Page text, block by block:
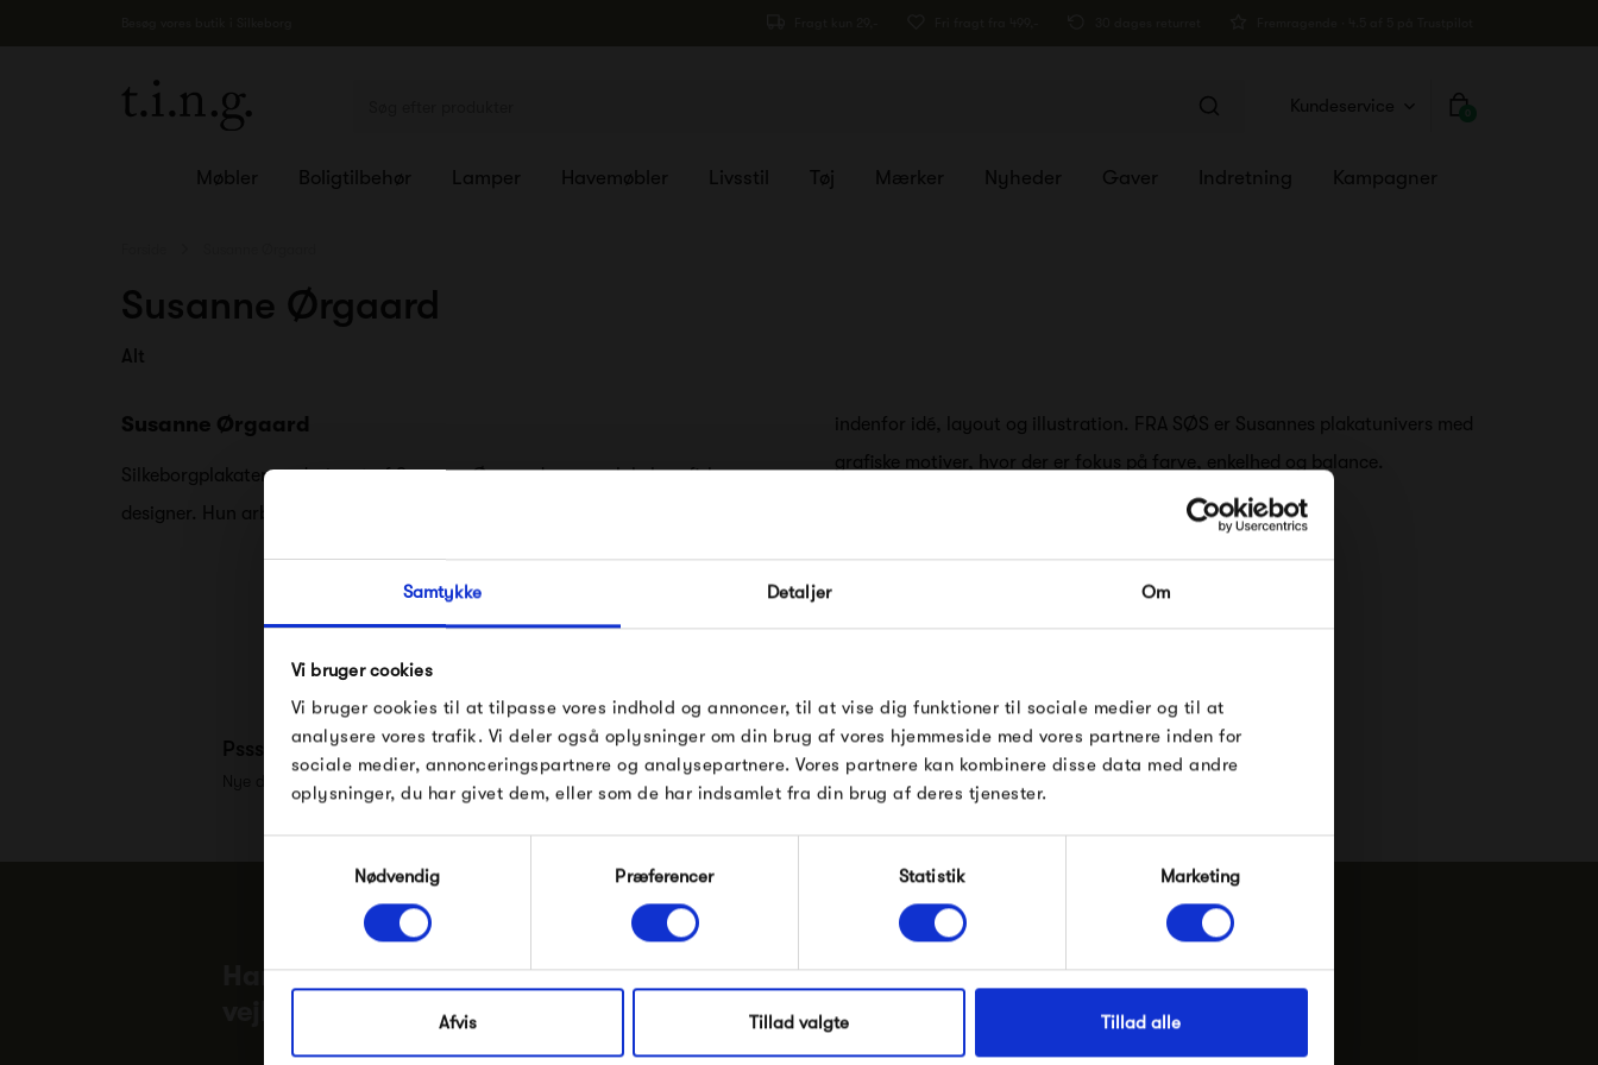
Samtykke Detaljer Om
Vi bruger cookies
Vi bruger cookies til at tilpasse vores indhold og annoncer, til at vise dig funktioner til sociale medier og til at
analysere vores trafik. Vi deler også oplysninger om din brug af vores hjemmeside med vores partnere inden for
sociale medier, annonceringspartnere og analysepartnere. Vores partnere kan kombinere disse data med andre
oplysninger, du har givet dem, eller som de har indsamlet fra din brug af deres tjenester.
Nødvendig
Præferencer Statistik Marketing
Afvis Tillad valgte Tillad alle
0
Kundeservice
Møbler Boligtilbehør Lamper Havemøbler Livsstil Tøj Mærker Nyheder Gaver Indretning Kampagner
Susanne Ørgaard
Alt
Susanne Ørgaard
Silkeborgplakaten er designet af Susanne Ørgaard, som er lokal grafisk
designer. Hun arbejder med en bred vifte af visuelle kommunikationsopgaver
indenfor idé, layout og illustration. FRA SØS er Susannes plakatunivers med
grafiske motiver, hvor der er fokus på farve, enkelhed og balance.
Pssst.. Følg med påFacebook,Instagramog nyhedsbrev
Nye designs, inspiration og eksklusive tilbud
Har du brug for hjælp eller
Information t.i.n.g. i Silkeborg
Tværgade 13
FÅ 10% PÅ DIN NÆSTE ORDRE
Gælder ikke på produkter fra Fermob, File Under
Pop og i forvejen nedsatte produkter.
Modtag velkomstrabat
*Ved at tilmelde dig accepterer du at modtage e-
Nej tak, jeg ønsker ikke rabat.